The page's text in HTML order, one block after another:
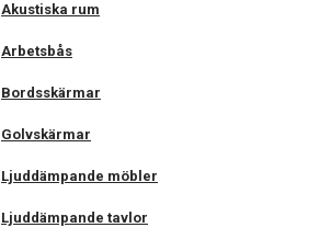
Akustiska rum
Arbetsbås
Bordsskärmar
Golvskärmar
Ljuddämpande möbler
Ljuddämpande tavlor